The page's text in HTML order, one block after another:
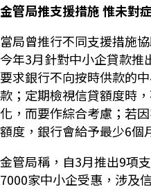
金管局推支援措施 惟未對
當局曾推行不同支援措施
今年3月針對中小企貸款推
要求銀行不向按時供款的
款；定期檢視信貸額度時
化，而要作綜合考慮；若
額度，銀行會給予最少6個
金管局稱，自3月推出9項
7000家中小企受惠，涉及